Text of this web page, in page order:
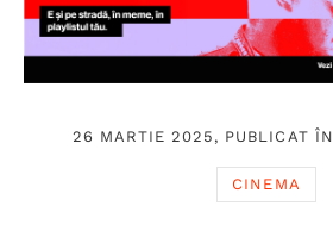
26 MARTIE 2025, PUBLICAT ÎN
CINEMA